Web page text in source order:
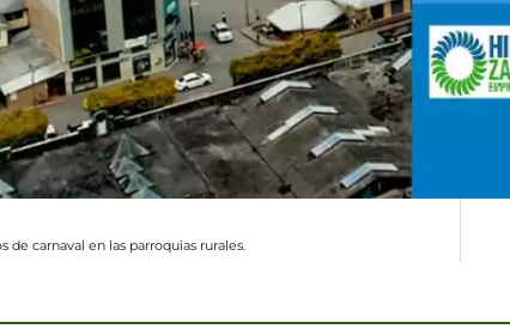
carnaval en las parroquias rurales.